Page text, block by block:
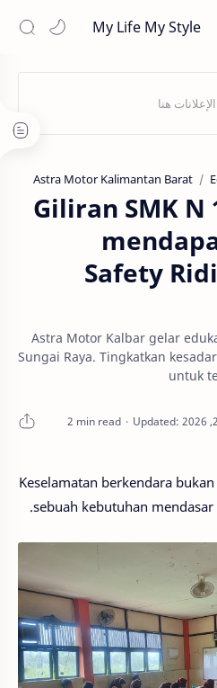
My Life My Style
Astra Motor Kalimantan Barat
Giliran SMK N
Safety
Astra Motor Kalbar gelar
Sungai Raya. Tingkatkan
untuk
2 min read
Keselamatan berkendara
sebuah kebutuhan